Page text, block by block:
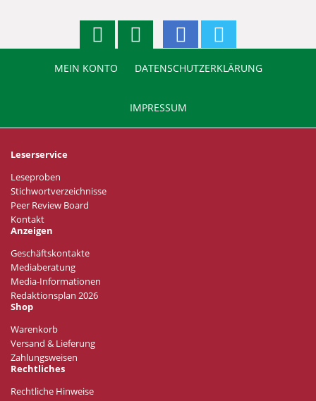
MEIN KONTO DATENSCHUTZERKLÄRUNG
IMPRESSUM
Leserservice
Leseproben
Stichwortverzeichnisse
Peer Review Board
Kontakt
Anzeigen
Geschäftskontakte
Mediaberatung
Media-Informationen
Redaktionsplan 2026
Shop
Warenkorb
Versand & Lieferung
Zahlungsweisen
Rechtliches
Rechtliche Hinweise